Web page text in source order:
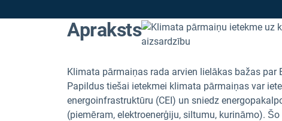
Apraksts
Klimata pārmaiņas rada arvien lielākas bažas par
Papildus tiešai ietekmei klimata pārmaiņas var
energoinfrastruktūru (CEI) un sniedz
(piemēram, elektroenerģiju, siltumu, kurināmo).